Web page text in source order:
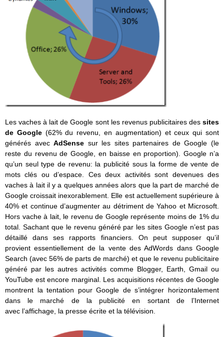
Les vaches à lait de Google sont les revenus publicitaires des sites
de Google (62% du revenu, en augmentation) et ceux qui sont
générés avecAdSense sur les sites partenaires de Google (le
reste du revenu de Google, en baisse en proportion). Google n’a
qu’un seul type de revenu: la publicité sous la forme de vente de
mots clés ou d’espace. Ces deux activités sont devenues des
vaches à lait il y a quelques années alors que la part de marché de
Google croissait inexorablement. Elle est actuellement supérieure à
40% et continue d’augmenter au détriment de Yahoo et Microsoft.
Hors vache à lait, le revenu de Google représente moins de 1% du
total. Sachant que le revenu généré par les sites Google n’est pas
détaillé dans ses rapports financiers. On peut supposer qu’il
provient essentiellement de la vente des AdWords dans Google
Search (avec 56% de parts de marché) et que le revenu publicitaire
généré par les autres activités comme Blogger, Earth, Gmail ou
YouTube est encore marginal. Les acquisitions récentes de Google
montrent la tentation pour Google de s’intégrer horizontalement
dans le marché de la publicité en sortant de l’Internet
avec l’affichage, la presse écrite et la télévision.